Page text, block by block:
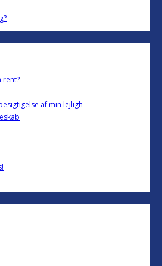
rent?
af min lejligh